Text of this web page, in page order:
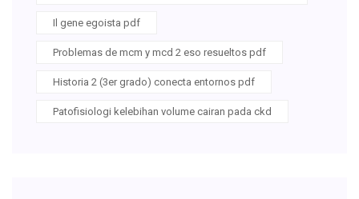
Il gene egoista pdf
Problemas de mcm y mcd 2 eso resueltos pdf
Historia 2 (3er grado) conecta entornos pdf
Patofisiologi kelebihan volume cairan pada ckd